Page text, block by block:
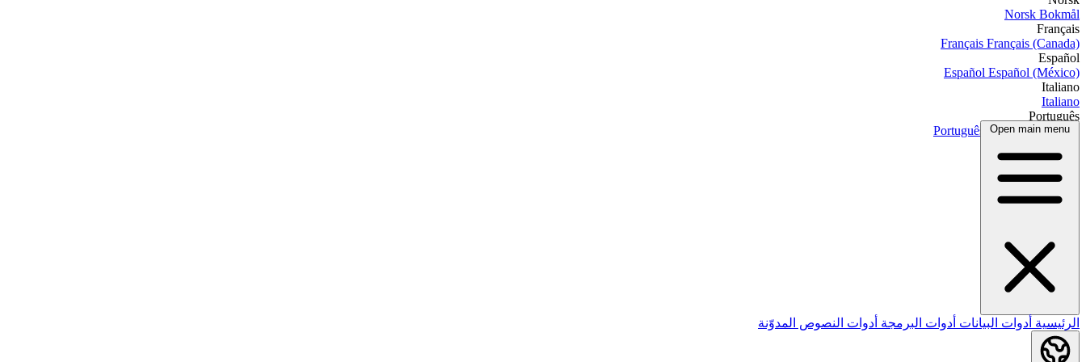
Norsk Bokmål
Français
Français Français (Canada)
Español
Español Español (México)
Italiano
Italiano
Português
Português
Português (Brasil)
Open main menu
الرئيسية أدوات البيانات أدوات البرمجة أدوات النصوص المدوّنة